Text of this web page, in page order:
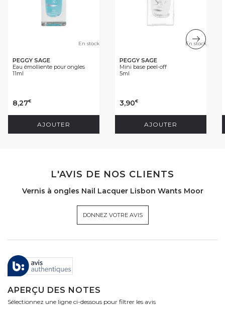
En stock
PEGGY SAGE
Eau émolliente pour ongles
11ml
8,27€
AJOUTER
En stock
PEGGY SAGE
Mini base peel-off
5ml
3,90€
AJOUTER
L'AVIS DE NOS CLIENTS
Vernis à ongles Nail Lacquer Lisbon Wants Moor
DONNEZ VOTRE AVIS
APERÇU DES NOTES
Sélectionnez une ligne ci-dessous pour filtrer les avis